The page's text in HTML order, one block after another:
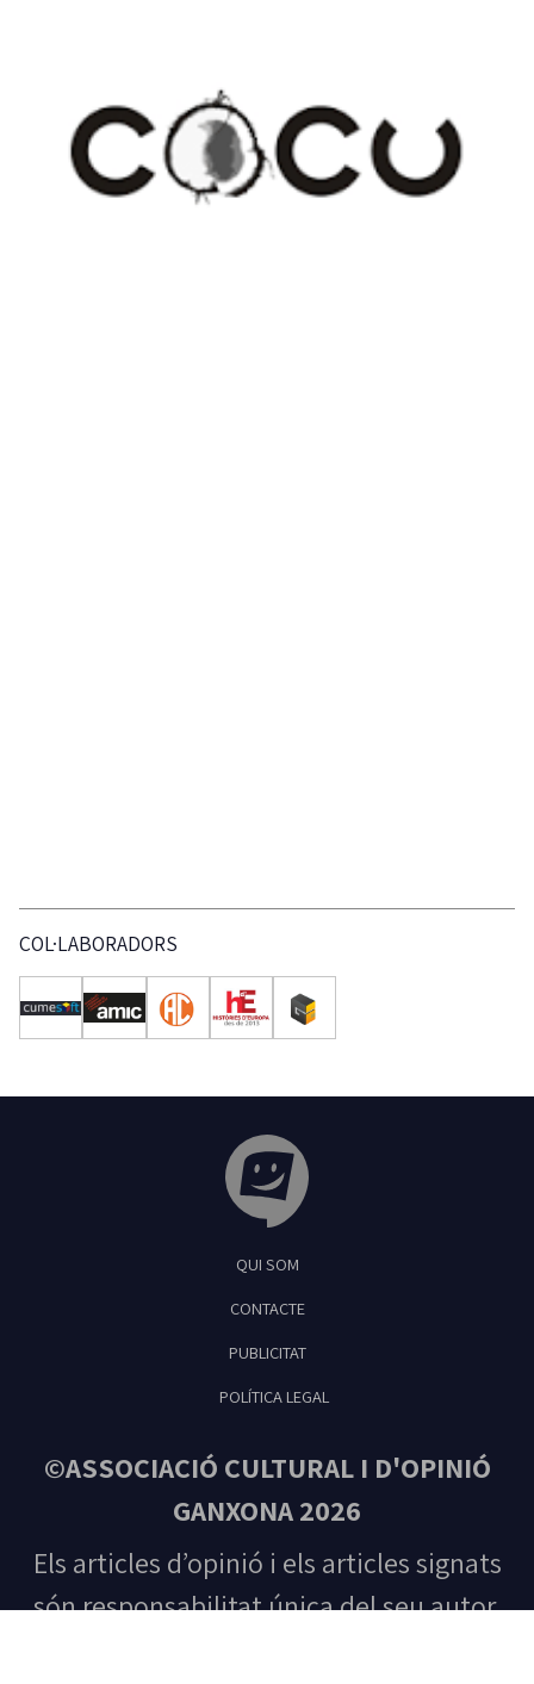
COL·LABORADORS
Feliu de Guíxols
QUI SOM
CONTACTE
PUBLICITAT
POLÍTICA LEGAL
©ASSOCIACIÓ CULTURAL I D'OPINIÓ
GANXONA 2026
Els articles d’opinió i els articles signats
són responsabilitat única del seu autor.